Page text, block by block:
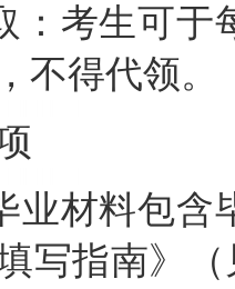
：考生可于
不得代领。
业材料包含
写指南》